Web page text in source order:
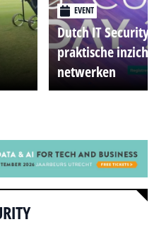
EVENT
Dutch IT Security
praktische
netwerken